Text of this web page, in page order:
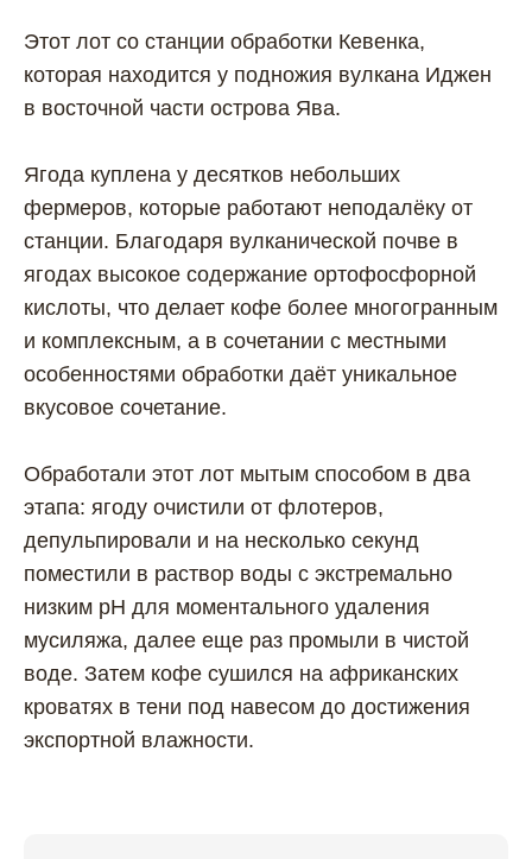
Этот лот со станции обработки Кевенка,
которая находится у подножия вулкана Иджен
в восточной части острова Ява.
Ягода куплена у десятков небольших
фермеров, которые работают неподалёку от
станции. Благодаря вулканической почве в
ягодах высокое содержание ортофосфорной
кислоты, что делает кофе более многогранным
и комплексным, а в сочетании с местными
особенностями обработки даёт уникальное
вкусовое сочетание.
Обработали этот лот мытым способом в два
этапа: ягоду очистили от флотеров,
депульпировали и на несколько секунд
поместили в раствор воды с экстремально
низким рН для моментального удаления
мусиляжа, далее еще раз промыли в чистой
воде. Затем кофе сушился на африканских
кроватях в тени под навесом до достижения
экспортной влажности.